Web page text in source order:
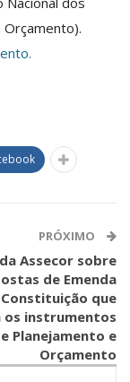
PRÓXIMO
Assecor sobre
de Emenda
que
os instrumentos
Planejamento e
Orçamento